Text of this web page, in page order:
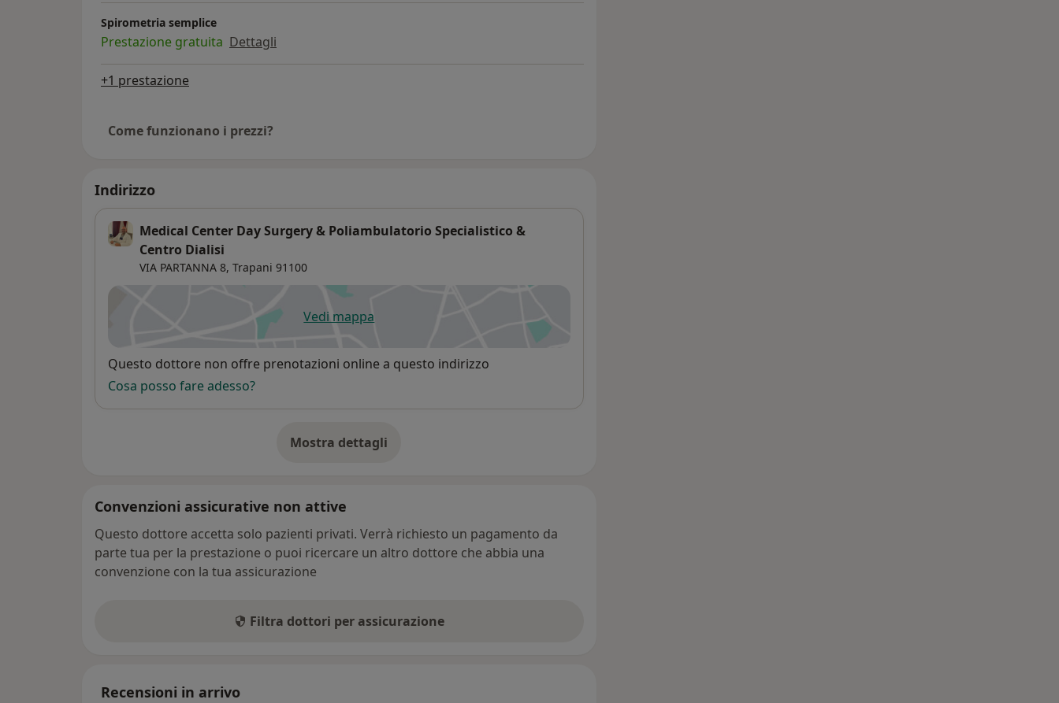
Spirometria semplice
Prestazione gratuita Dettagli
+1 prestazione
Come funzionano i prezzi?
Indirizzo
Medical Center Day Surgery & Poliambulatorio Specialistico &
Centro Dialisi
VIA PARTANNA 8, Trapani 91100
Vedi mappasi apre in una nuova scheda
Disponibilità
Questo dottore non offre prenotazioni online a questo indirizzo
Cosa posso fare adesso?
Mostra dettagli
sull'indirizzo
Convenzioni assicurative non attive
Questo dottore accetta solo pazienti privati. Verrà richiesto un pagamento da
parte tua per la prestazione o puoi ricercare un altro dottore che abbia una
convenzione con la tua assicurazione
Filtra dottori per assicurazione
Recensioni in arrivo